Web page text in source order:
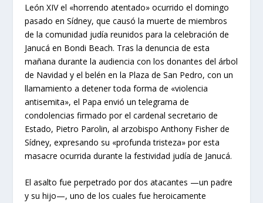
León XIV el «horrendo atentado» ocurrido el domingo
pasado en Sídney, que causó la muerte de miembros
de la comunidad judía reunidos para la celebración de
Janucá en Bondi Beach. Tras la denuncia de esta
mañana durante la audiencia con los donantes del árbol
de Navidad y el belén en la Plaza de San Pedro, con un
llamamiento a detener toda forma de «violencia
antisemita», el Papa envió un telegrama de
condolencias firmado por el cardenal secretario de
Estado, Pietro Parolin, al arzobispo Anthony Fisher de
Sídney, expresando su «profunda tristeza» por esta
masacre ocurrida durante la festividad judía de Janucá.
El asalto fue perpetrado por dos atacantes —un padre
y su hijo—, uno de los cuales fue heroicamente